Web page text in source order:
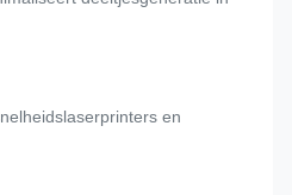
en